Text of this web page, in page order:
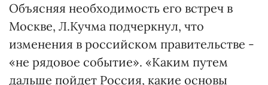
Объясняя необходимость его встреч в
Москве, Л.Кучма подчеркнул, что
изменения в российском правительстве -
«не рядовое событие». «Каким путем
дальше пойдет Россия, какие основы